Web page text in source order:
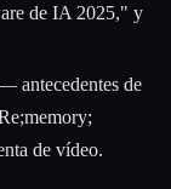
de IA 2025," y
antecedentes de
de vídeo.